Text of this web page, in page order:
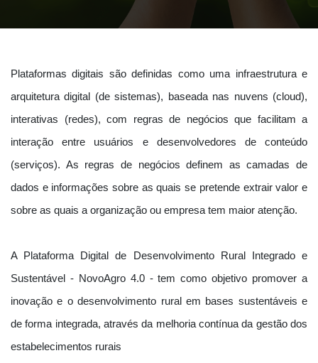
Plataformas digitais são definidas como uma infraestrutura e
arquitetura digital (de sistemas), baseada nas nuvens (cloud),
interativas (redes), com regras de negócios que facilitam a
interação entre usuários e desenvolvedores de conteúdo
(serviços). As regras de negócios definem as camadas de
dados e informações sobre as quais se pretende extrair valor e
sobre as quais a organização ou empresa tem maior atenção.
A Plataforma Digital de Desenvolvimento Rural Integrado e
Sustentável - NovoAgro 4.0 - tem como objetivo promover a
inovação e o desenvolvimento rural em bases sustentáveis e
de forma integrada, através da melhoria contínua da gestão dos
estabelecimentos rurais